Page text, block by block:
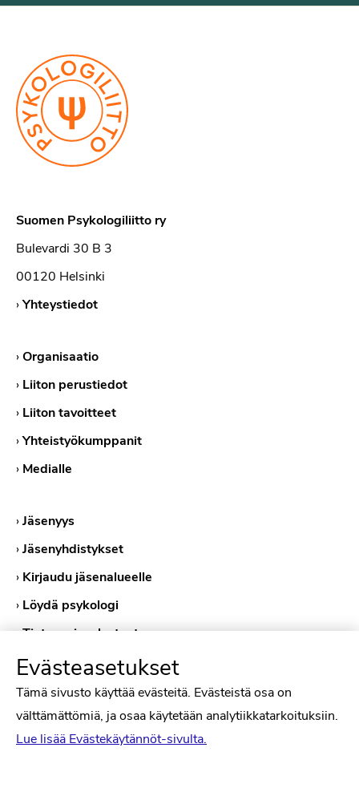
Suomen Psykologiliitto ry
Bulevardi 30 B 3
00120 Helsinki
›Yhteystiedot
›Organisaatio
› Liiton perustiedot
› Liiton tavoitteet
›Yhteistyökumppanit
› Medialle
›Jäsenyys
›Jäsenyhdistykset
› Kirjaudu jäsenalueelle
› Löydä psykologi
›Tietosuojaselosteet
›Evästekäytännöt
Evästeasetukset
Tämä sivusto käyttää evästeitä. Evästeistä osa on
välttämättömiä, ja osaa käytetään analytiikkatarkoituksiin.
Lue lisää Evästekäytännöt-sivulta.